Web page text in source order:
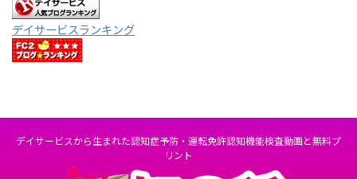
デイサービスランキング
デイサービスから生まれた認知症予防・運転免許認知機能検査動画と無料プ
リント